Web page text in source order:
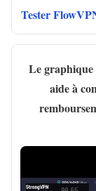
Tester
Le
aide à